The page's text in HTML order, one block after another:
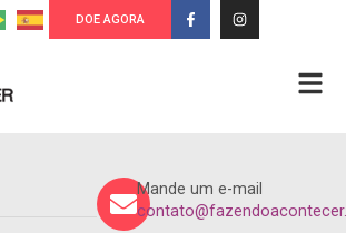
DOE AGORA
Mande um e-mail